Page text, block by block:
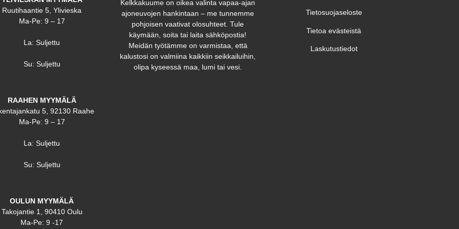
Ruutihaantie 5, Ylivieska
Ma-Pe: 9 – 17
La: Suljettu
Su: Suljettu
RAAHEN MYYMÄLÄ
5, 92130 Raahe
Ma-Pe: 9 – 17
La: Suljettu
Su: Suljettu
OULUN MYYMÄLÄ
Takojantie 1, 90410 Oulu
Ma-Pe: 9 -17
Kelkkakuume on oikea valinta vapaa-ajan
ajoneuvojen hankintaan – me tunnemme
pohjoisen vaativat olosuhteet. Tule
käymään, soita tai laita sähköpostia!
Meidän työtämme on varmistaa, että
kalustosi on valmiina kaikkiin seikkailuihin,
olipa kyseessä maa, lumi tai vesi.
Tietosuojaseloste
Tietoa evästeistä
Laskutustiedot